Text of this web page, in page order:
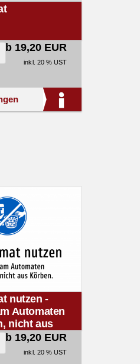
ab 19,20 EUR
inkl. 20 % UST
nutzen -
Automaten
nicht aus
ab 19,20 EUR
inkl. 20 % UST